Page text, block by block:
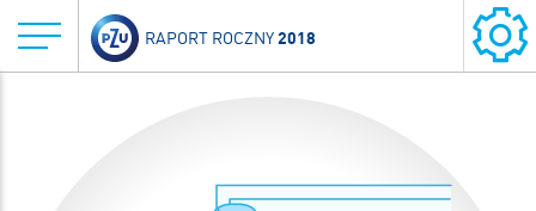
RAPORT ROCZNY2018